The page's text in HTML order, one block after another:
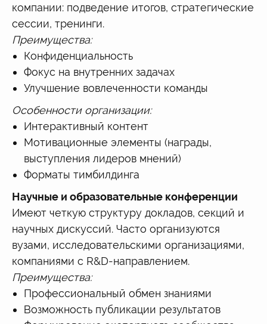
компании: подведение итогов, стратегические
сессии, тренинги.
Преимущества:
Конфиденциальность
Фокус на внутренних задачах
Улучшение вовлеченности команды
Особенности организации:
Интерактивный контент
Мотивационные элементы (награды,
выступления лидеров мнений)
Форматы тимбилдинга
Научные и образовательные конференции
Имеют четкую структуру докладов, секций и
научных дискуссий. Часто организуются
вузами, исследовательскими организациями,
компаниями с R&D-направлением.
Преимущества:
Профессиональный обмен знаниями
Возможность публикации результатов